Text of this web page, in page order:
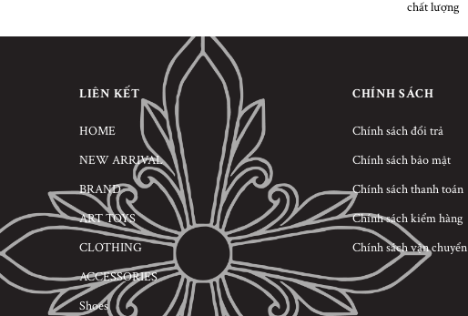
chất lượng
LIÊN KẾT
HOME
NEW ARRIVAL
BRAND
ART TOYS
CLOTHING
ACCESSORIES
Shoes
CHÍNH SÁCH
Chính sách đổi trả
Chính sách bảo mật
Chính sách thanh toán
Chính sách kiểm hàng
Chính sách vận chuyển